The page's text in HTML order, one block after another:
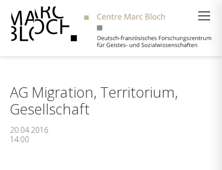
AG Migration, Territorium,
Gesellschaft
20.04.2016
14:00